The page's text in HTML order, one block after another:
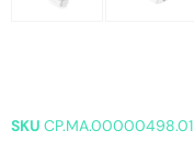
SKU CP.MA.00000498.01